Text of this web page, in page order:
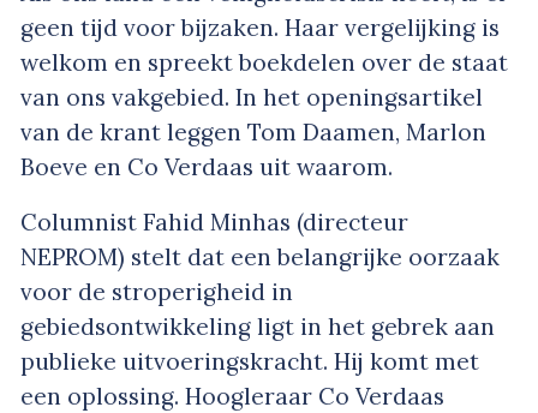
geen tijd voor bijzaken. Haar vergelijking is
welkom en spreekt boekdelen over de staat
van ons vakgebied. In het openingsartikel
van de krant leggen Tom Daamen, Marlon
Boeve en Co Verdaas uit waarom.
Columnist Fahid Minhas (directeur
NEPROM) stelt dat een belangrijke oorzaak
voor de stroperigheid in
gebiedsontwikkeling ligt in het gebrek aan
publieke uitvoeringskracht. Hij komt met
een oplossing. Hoogleraar Co Verdaas